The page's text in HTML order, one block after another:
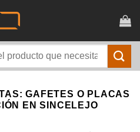
GAFETES O PLACAS
EN SINCELEJO